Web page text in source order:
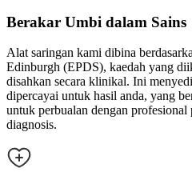
Berakar Umbi dalam Sains
Alat saringan kami dibina
Edinburgh (EPDS), kaedah yang
disahkan secara klinikal. Ini
dipercayai untuk hasil anda, yang
untuk perbualan dengan profesional
diagnosis.